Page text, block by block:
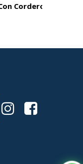
Cordero